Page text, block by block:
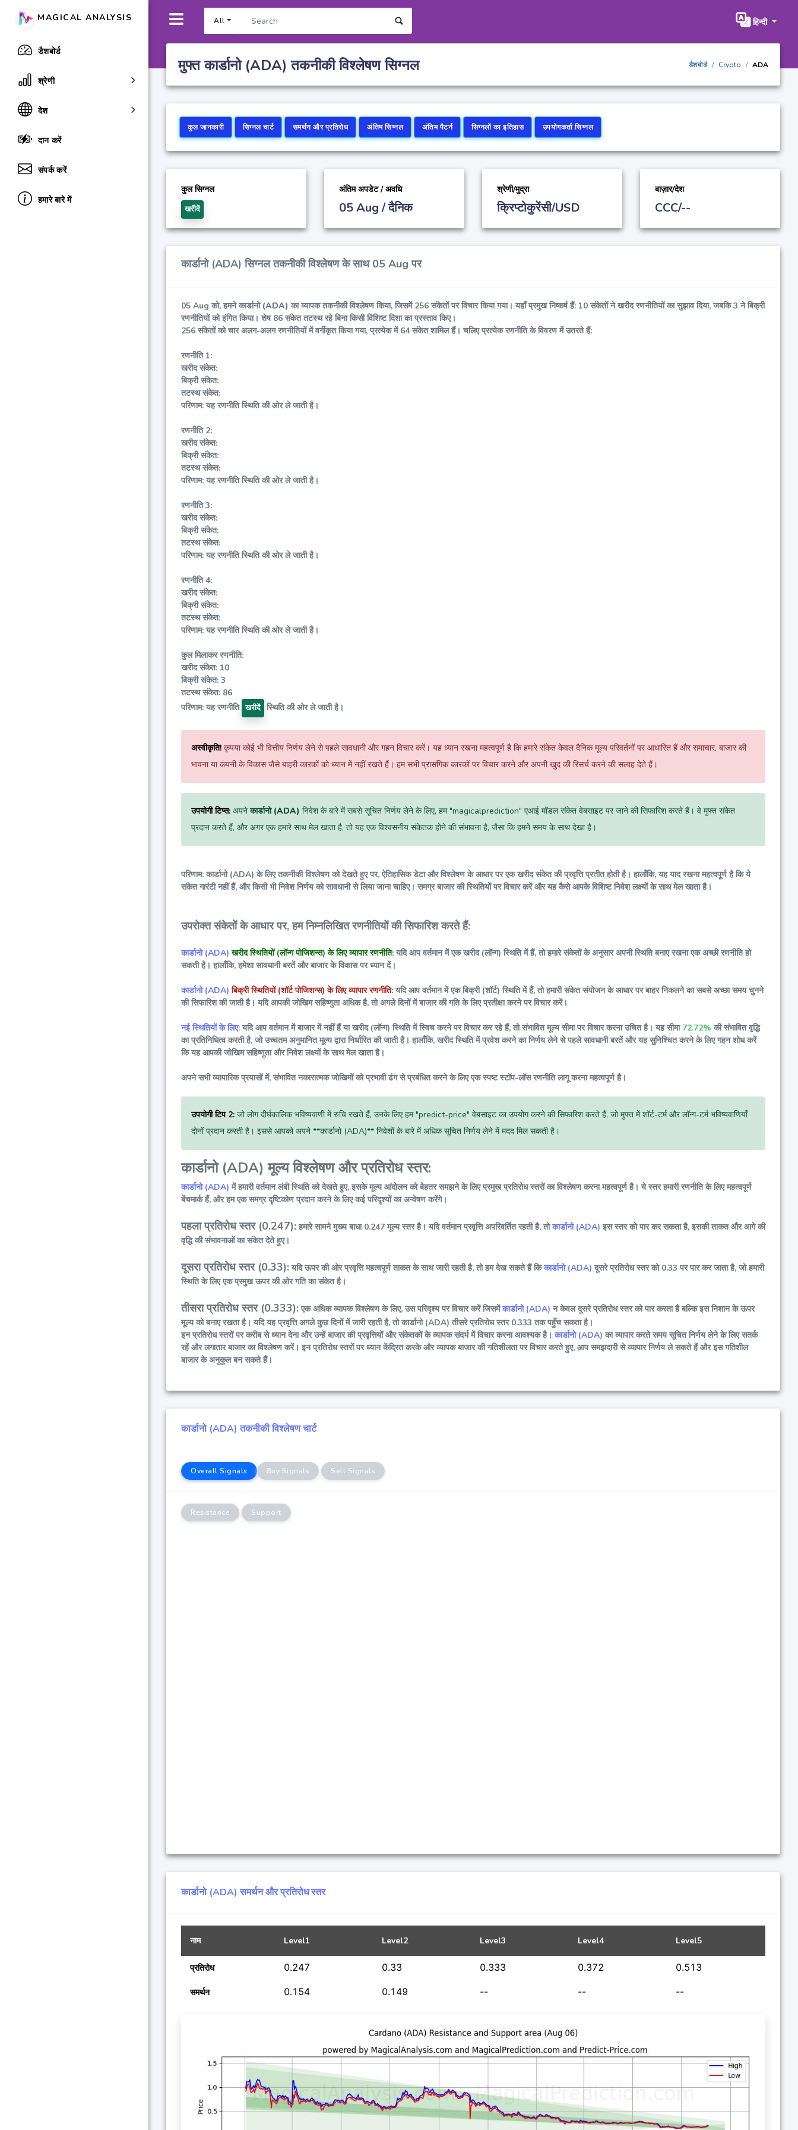
All हिन्दी
MAGICAL ANALYSIS
डैशबोर्ड
श्रेणी
देश
दान करें
संपर्क करें
हमारे बारे में
मुफ्त कार्डानो (ADA) तकनीकी विश्लेषण सिग्नल डैशबोर्ड Crypto ADA
कुल जानकारी सिग्नल चार्ट समर्थन और प्रतिरोध अंतिम सिग्नल अंतिम पैटर्न सिग्नलों का इतिहास उपयोगकर्ता सिग्नल
कुल सिग्नल
खरीदें
अंतिम अपडेट / अवधि
05 Aug / दैनिक
श्रेणी/मुद्रा
क्रिप्टोकुरेंसी/USD
बाज़ार/देश
CCC/--
कार्डानो (ADA) सिग्नल तकनीकी विश्लेषण के साथ 05 Aug पर
05 Aug को, हमनेकार्डानो (ADA) का व्यापक तकनीकी विश्लेषण किया, जिसमें 256 संकेतों पर विचार किया गया। यहाँ प्रमुख निष्कर्ष हैं: 10 संकेतों ने खरीद रणनीतियों का सुझाव दिया, जबकि 3 ने बिक्री
रणनीतियों को इंगित किया। शेष 86 संकेत तटस्थ रहे बिना किसी विशिष्ट दिशा का प्रस्ताव किए।
256 संकेतों को चार अलग-अलग रणनीतियों में वर्गीकृत किया गया, प्रत्येक में 64 संकेत शामिल हैं। चलिए प्रत्येक रणनीति के विवरण में उतरते हैं:
रणनीति 1:
खरीद संकेत:
बिक्री संकेत:
तटस्थ संकेत:
परिणाम: यह रणनीति स्थिति की ओर ले जाती है।
रणनीति 2:
खरीद संकेत:
बिक्री संकेत:
तटस्थ संकेत:
परिणाम: यह रणनीति स्थिति की ओर ले जाती है।
रणनीति 3:
खरीद संकेत:
बिक्री संकेत:
तटस्थ संकेत:
परिणाम: यह रणनीति स्थिति की ओर ले जाती है।
रणनीति 4:
खरीद संकेत:
बिक्री संकेत:
तटस्थ संकेत:
परिणाम: यह रणनीति स्थिति की ओर ले जाती है।
कुल मिलाकर रणनीति:
खरीद संकेत: 10
बिक्री संकेत: 3
तटस्थ संकेत: 86
परिणाम: यह रणनीति खरीदें स्थिति की ओर ले जाती है।
अस्वीकृति! कृपया कोई भी वित्तीय निर्णय लेने से पहले सावधानी और गहन विचार करें। यह ध्यान रखना महत्वपूर्ण है कि हमारे संकेत केवल दैनिक मूल्य परिवर्तनों पर आधारित हैं और समाचार, बाजार की
भावना या कंपनी के विकास जैसे बाहरी कारकों को ध्यान में नहीं रखते हैं। हम सभी प्रासंगिक कारकों पर विचार करने और अपनी खुद की रिसर्च करने की सलाह देते हैं।
उपयोगी टिप्स: अपनेकार्डानो (ADA) निवेश के बारे में सबसे सूचित निर्णय लेने के लिए, हम "magicalprediction" एआई मॉडल संकेत वेबसाइट पर जाने की सिफारिश करते हैं। वे मुफ्त संकेत
प्रदान करते हैं, और अगर एक हमारे साथ मेल खाता है, तो यह एक विश्वसनीय संकेतक होने की संभावना है, जैसा कि हमने समय के साथ देखा है।
परिणाम: कार्डानो (ADA) के लिए तकनीकी विश्लेषण को देखते हुए पर, ऐतिहासिक डेटा और विश्लेषण के आधार पर एक खरीद संकेत की प्रवृत्ति प्रतीत होती है। हालाँकि, यह याद रखना महत्वपूर्ण है कि ये
संकेत गारंटी नहीं हैं, और किसी भी निवेश निर्णय को सावधानी से लिया जाना चाहिए। समग्र बाजार की स्थितियों पर विचार करें और यह कैसे आपके विशिष्ट निवेश लक्ष्यों के साथ मेल खाता है।
उपरोक्त संकेतों के आधार पर, हम निम्नलिखित रणनीतियों की सिफारिश करते हैं:
कार्डानो (ADA) खरीद स्थितियों (लॉन्ग पोजिशन्स) के लिए व्यापार रणनीति: यदि आप वर्तमान में एक खरीद (लॉन्ग) स्थिति में हैं, तो हमारे संकेतों के अनुसार अपनी स्थिति बनाए रखना एक अच्छी रणनीति हो
सकती है। हालाँकि, हमेशा सावधानी बरतें और बाजार के विकास पर ध्यान दें।
कार्डानो (ADA) बिक्री स्थितियों (शॉर्ट पोजिशन्स) के लिए व्यापार रणनीति: यदि आप वर्तमान में एक बिक्री (शॉर्ट) स्थिति में हैं, तो हमारी संकेत संयोजन के आधार पर बाहर निकलने का सबसे अच्छा समय चुनने
की सिफारिश की जाती है। यदि आपकी जोखिम सहिष्णुता अधिक है, तो अगले दिनों में बाजार की गति के लिए प्रतीक्षा करने पर विचार करें।
नई स्थितियों के लिए: यदि आप वर्तमान में बाजार में नहीं हैं या खरीद (लॉन्ग) स्थिति में स्विच करने पर विचार कर रहे हैं, तो संभावित मूल्य सीमा पर विचार करना उचित है। यह सीमा 72.72% की संभावित वृद्धि
का प्रतिनिधित्व करती है, जो उच्चतम अनुमानित मूल्य द्वारा निर्धारित की जाती है। हालाँकि, खरीद स्थिति में प्रवेश करने का निर्णय लेने से पहले सावधानी बरतें और यह सुनिश्चित करने के लिए गहन शोध करें
कि यह आपकी जोखिम सहिष्णुता और निवेश लक्ष्यों के साथ मेल खाता है।
अपने सभी व्यापारिक प्रयासों में, संभावित नकारात्मक जोखिमों को प्रभावी ढंग से प्रबंधित करने के लिए एक स्पष्ट स्टॉप-लॉस रणनीति लागू करना महत्वपूर्ण है।
उपयोगी टिप 2: जो लोग दीर्घकालिक भविष्यवाणी में रुचि रखते हैं, उनके लिए हम "predict-price" वेबसाइट का उपयोग करने की सिफारिश करते हैं, जो मुफ्त में शॉर्ट-टर्म और लॉन्ग-टर्म भविष्यवाणियाँ
दोनों प्रदान करती है। इससे आपको अपने **कार्डानो (ADA)** निवेशों के बारे में अधिक सूचित निर्णय लेने में मदद मिल सकती है।
कार्डानो (ADA) मूल्य विश्लेषण और प्रतिरोध स्तर:
कार्डानो (ADA) में हमारी वर्तमान लंबी स्थिति को देखते हुए, इसके मूल्य आंदोलन को बेहतर समझने के लिए प्रमुख प्रतिरोध स्तरों का विश्लेषण करना महत्वपूर्ण है। ये स्तर हमारी रणनीति के लिए महत्वपूर्ण
बेंचमार्क हैं, और हम एक समग्र दृष्टिकोण प्रदान करने के लिए कई परिदृश्यों का अन्वेषण करेंगे।
पहला प्रतिरोध स्तर (0.247): हमारे सामने मुख्य बाधा 0.247 मूल्य स्तर है। यदि वर्तमान प्रवृत्ति अपरिवर्तित रहती है, तोकार्डानो (ADA) इस स्तर को पार कर सकता है, इसकी ताकत और आगे की
वृद्धि की संभावनाओं का संकेत देते हुए।
दूसरा प्रतिरोध स्तर (0.33): यदि ऊपर की ओर प्रवृत्ति महत्वपूर्ण ताकत के साथ जारी रहती है, तो हम देख सकते हैं किकार्डानो (ADA) दूसरे प्रतिरोध स्तर को 0.33 पर पार कर जाता है, जो हमारी
स्थिति के लिए एक प्रमुख ऊपर की ओर गति का संकेत है।
तीसरा प्रतिरोध स्तर (0.333): एक अधिक व्यापक विश्लेषण के लिए, उस परिदृश्य पर विचार करें जिसमेंकार्डानो (ADA) न केवल दूसरे प्रतिरोध स्तर को पार करता है बल्कि इस निशान के ऊपर
मूल्य को बनाए रखता है। यदि यह प्रवृत्ति अगले कुछ दिनों में जारी रहती है, तो कार्डानो (ADA) तीसरे प्रतिरोध स्तर 0.333 तक पहुँच सकता है।
इन प्रतिरोध स्तरों पर करीब से ध्यान देना और उन्हें बाजार की प्रवृत्तियों और संकेतकों के व्यापक संदर्भ में विचार करना आवश्यक है। कार्डानो (ADA) का व्यापार करते समय सूचित निर्णय लेने के लिए सतर्क
रहें और लगातार बाजार का विश्लेषण करें। इन प्रतिरोध स्तरों पर ध्यान केंद्रित करके और व्यापक बाजार की गतिशीलता पर विचार करते हुए, आप समझदारी से व्यापार निर्णय ले सकते हैं और इस गतिशील
बाजार के अनुकूल बन सकते हैं।
कार्डानो (ADA) तकनीकी विश्लेषण चार्ट
Overall Signals Buy Signals Sell Signals
Resistance Support
कार्डानो (ADA) समर्थन और प्रतिरोध स्तर
नाम Level1 Level2 Level3 Level4 Level5
प्रतिरोध 0.247 0.33 0.333 0.372 0.513
समर्थन 0.154 0.149 -- -- --